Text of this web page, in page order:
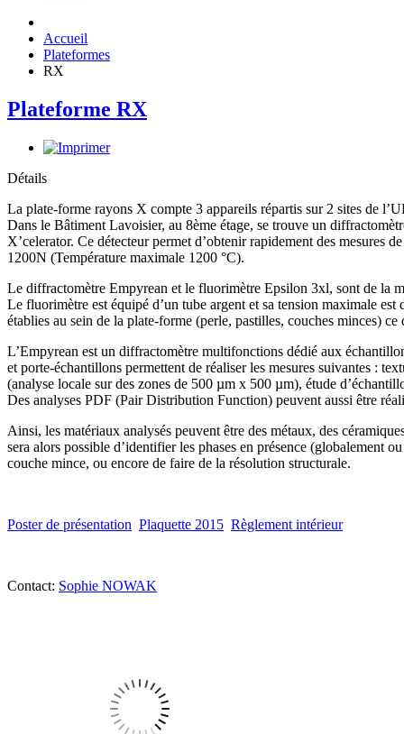
Accueil
Plateformes
RX
Plateforme RX
Détails
La plate-forme rayons X compte 3 appareils répartis sur 2 sites de
Dans le Bâtiment Lavoisier, au 8ème étage, se trouve un
X’celerator. Ce détecteur permet d’obtenir rapidement des
1200N (Température maximale 1200 °C).
Le diffractomètre Empyrean et le fluorimètre Epsilon 3xl, sont de la
Le fluorimètre est équipé d’un tube argent et sa tension maximale
établies au sein de la plate-forme (perle, pastilles, couches minces)
L’Empyrean est un diffractomètre multifonctions dédié aux
et porte-échantillons permettent de réaliser les mesures suivantes :
(analyse locale sur des zones de 500 µm x 500 µm), étude
Des analyses PDF (Pair Distribution Function) peuvent aussi être
Ainsi, les matériaux analysés peuvent être des métaux, des
sera alors possible d’identifier les phases en présence (globalement
couche mince, ou encore de faire de la résolution structurale.
Poster de présentation Plaquette 2015 Règlement intérieur
Contact: Sophie NOWAK